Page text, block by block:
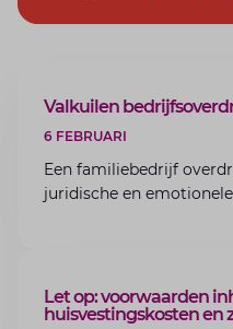
ARTIKEL
Valkuilen
6 FEBRUARI
Een familiebedrijf
juridische en
ARTIKEL
Let op: voorwaarden
huisvestingskosten en